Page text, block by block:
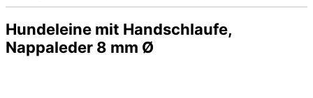
Hundeleine mit Handschlaufe,
Nappaleder 8 mm Ø